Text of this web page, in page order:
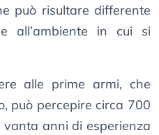
può risultare differente
all’ambiente in cui si
alle prime armi, che
può percepire circa 700
anni di esperienza